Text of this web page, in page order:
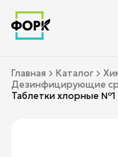
Главная Каталог
Дезинфицирующие
Таблетки хлорные №1